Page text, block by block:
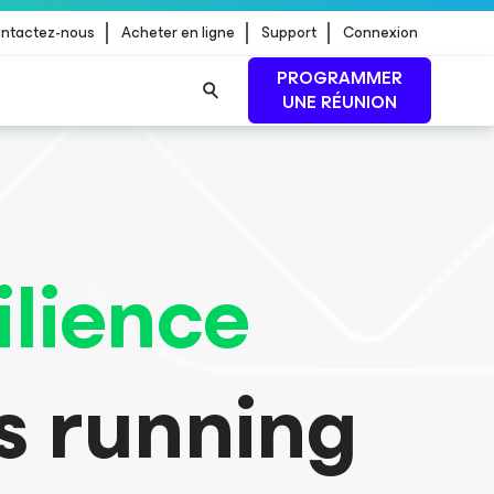
nous Acheter en ligne Support Connexion
PROGRAMMER
UNE RÉUNION
running